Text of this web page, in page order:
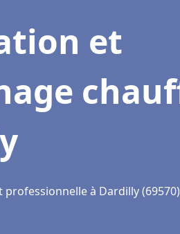
et
à Dardilly (69570)